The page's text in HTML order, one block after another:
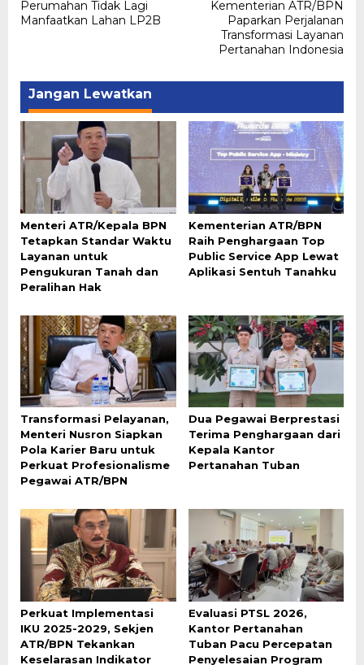
Perumahan Tidak Lagi
Manfaatkan Lahan LP2B
Kementerian ATR/BPN
Paparkan Perjalanan
Transformasi Layanan
Pertanahan Indonesia
Jangan Lewatkan
Menteri ATR/Kepala BPN
Tetapkan Standar Waktu
Layanan untuk
Pengukuran Tanah dan
Peralihan Hak
Kementerian ATR/BPN
Raih Penghargaan Top
Public Service App Lewat
Aplikasi Sentuh Tanahku
Transformasi Pelayanan,
Menteri Nusron Siapkan
Pola Karier Baru untuk
Perkuat Profesionalisme
Pegawai ATR/BPN
Dua Pegawai Berprestasi
Terima Penghargaan dari
Kepala Kantor
Pertanahan Tuban
Perkuat Implementasi
IKU 2025-2029, Sekjen
ATR/BPN Tekankan
Keselarasan Indikator
Evaluasi PTSL 2026,
Kantor Pertanahan
Tuban Pacu Percepatan
Penyelesaian Program